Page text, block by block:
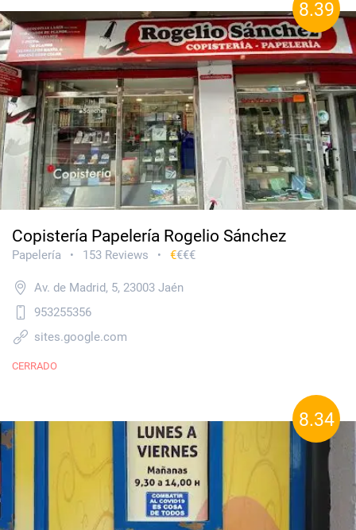
8.39
Copistería Papelería Rogelio Sánchez
Papelería • 153 Reviews • €€€€
Av. de Madrid, 5, 23003 Jaén
953255356
sites.google.com
CERRADO
8.34